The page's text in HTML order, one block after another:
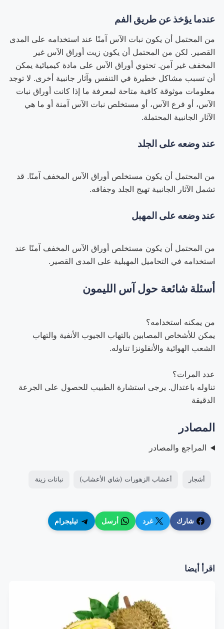
عندما يؤخذ عن طريق الفم
من المحتمل أن يكون نبات الآس آمنًا عند استخدامه على المدى
القصير. لكن من المحتمل أن يكون زيت أوراق الآس غير
المخفف غير آمن. تحتوي أوراق الآس على مادة كيميائية يمكن
أن تسبب مشاكل خطيرة في التنفس وآثار جانبية أخرى. لا توجد
معلومات موثوقة كافية متاحة لمعرفة ما إذا كانت أوراق نبات
الآس، أو فرع الآس، أو مستخلص نبات الآس آمنة أو ما هي
الآثار الجانبية المحتملة.
عند وضعه على الجلد
من المحتمل أن يكون مستخلص أوراق الآس المخفف آمنًا. قد
تشمل الآثار الجانبية تهيج الجلد وجفافه.
عند وضعه على المهبل
من المحتمل أن يكون مستخلص أوراق الآس المخفف آمنًا عند
استخدامه في التحاميل المهبلية على المدى القصير.
أسئلة شائعة حول آس الليمون
من يمكنه استخدامه؟
يمكن للأشخاص المصابين بالتهاب الجيوب الأنفية والتهاب
الشعب الهوائية والأنفلونزا تناوله.
عدد المرات؟
تناوله باعتدال. يرجى استشارة الطبيب للحصول على الجرعة
الدقيقة
المصادر
المراجع والمصادر
أشجار أعشاب الزهورات (شاي الأعشاب) نباتات زينة
شارك غرد أرسل تيليجرام
اقرأ أيضا